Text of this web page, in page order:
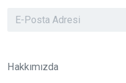
Hakkımızda